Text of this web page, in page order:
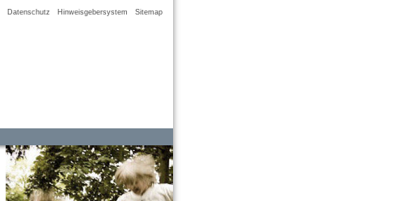
Datenschutz Hinweisgebersystem Sitemap